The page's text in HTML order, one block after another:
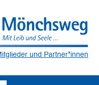
und Partner*innen